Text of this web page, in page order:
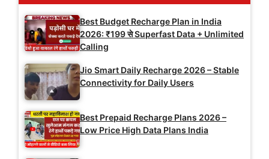
Best Budget Recharge Plan in India
2026: ₹199 से Superfast Data + Unlimited
Calling
Jio Smart Daily Recharge 2026 – Stable
Connectivity for Daily Users
Best Prepaid Recharge Plans 2026 –
Low Price High Data Plans India